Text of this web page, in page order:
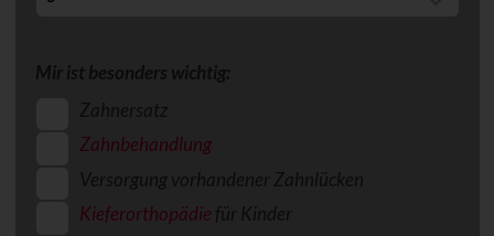
Mir ist besonders wichtig:
Zahnersatz
Zahnbehandlung
Versorgung vorhandener Zahnlücken
Kieferorthopädie für Kinder